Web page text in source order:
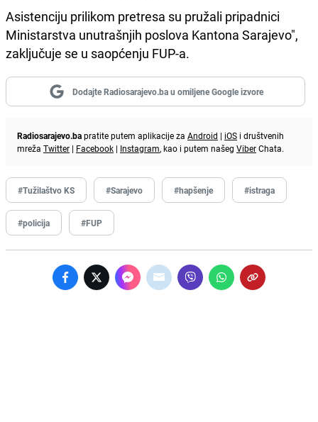
Asistenciju prilikom pretresa su pružali pripadnici
Ministarstva unutrašnjih poslova Kantona Sarajevo",
zaključuje se u saopćenju FUP-a.
Dodajte Radiosarajevo.ba u omiljene Google izvore
Radiosarajevo.bapratite putem aplikacije za Android | iOS i društvenih
mreža Twitter | Facebook | Instagram, kao i putem našeg ViberChata.
#Tužilaštvo KS #Sarajevo #hapšenje #istraga
#policija #FUP